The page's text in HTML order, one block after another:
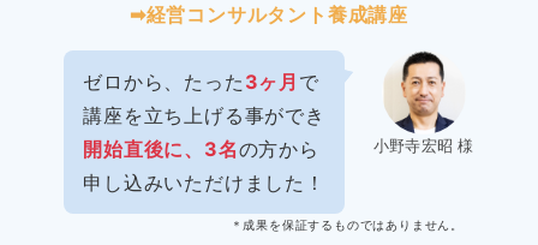
➡︎経営コンサルタント養成講座
小野寺宏昭 様
ゼロから、たった 3ヶ月 で
講座を立ち上げる事ができ
開始直後に、3名の方から
申し込みいただけました！
＊成果を保証するものではありません。